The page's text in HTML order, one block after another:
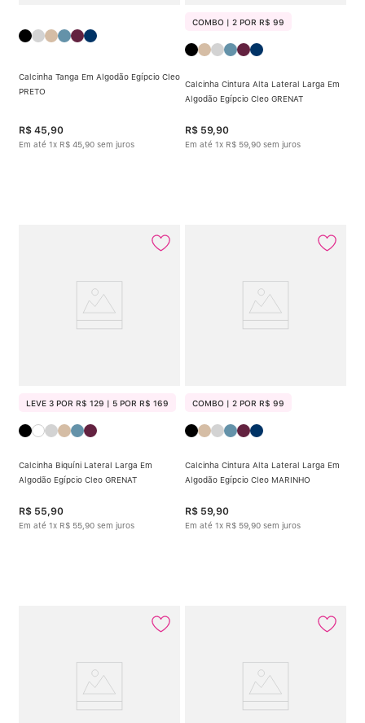
Calcinha Tanga Em Algodão Egípcio Cleo
PRETO
R$ 45,90
Em até 1x R$ 45 90 sem juros
COMBO | 2 POR R$ 99
Calcinha Cintura Alta Lateral Larga Em
Algodão Egípcio Cleo GRENAT
R$ 59,90
Em até 1x R$ 59 90 sem juros
LEVE 3 POR R$ 129 | 5 POR R$ 169
Calcinha Biquíni Lateral Larga Em
Algodão Egípcio Cleo GRENAT
R$ 55,90
Em até 1x R$ 55 90 sem juros
COMBO | 2 POR R$ 99
Calcinha Cintura Alta Lateral Larga Em
Algodão Egípcio Cleo MARINHO
R$ 59,90
Em até 1x R$ 59 90 sem juros